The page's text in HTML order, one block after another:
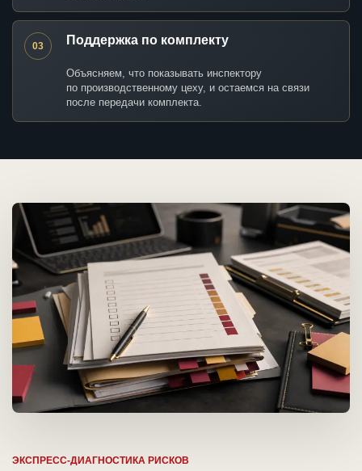
03 Поддержка по комплекту
Объясняем, что показывать инспектору
по производственному цеху, и остаемся на связи
после передачи комплекта.
ЭКСПРЕСС-ДИАГНОСТИКА РИСКОВ